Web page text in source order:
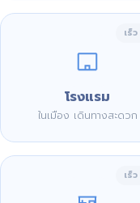
เร็
โรงแรม
ในเมือง เดินทางสะดวก
เร็